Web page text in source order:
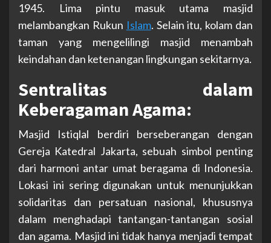
1945. Lima pintu masuk utama masjid
melambangkan Rukun Islam. Selain itu, kolam dan
taman yang mengelilingi masjid menambah
keindahan dan ketenangan lingkungan sekitarnya.
Sentralitas dalam
Keberagaman Agama:
Masjid Istiqlal berdiri berseberangan dengan
Gereja Katedral Jakarta, sebuah simbol penting
dari harmoni antar umat beragama di Indonesia.
Lokasi ini sering digunakan untuk menunjukkan
solidaritas dan persatuan nasional, khususnya
dalam menghadapi tantangan-tantangan sosial
dan agama. Masjid ini tidak hanya menjadi tempat